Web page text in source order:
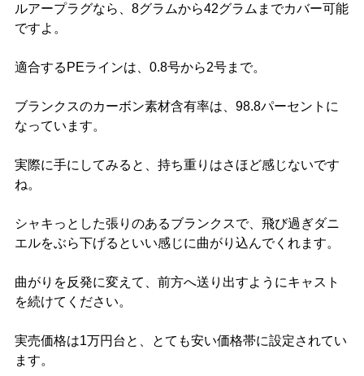
ルアープラグなら、8グラムから42グラムまでカバー可能
ですよ。
適合するPEラインは、0.8号から2号まで。
ブランクスのカーボン素材含有率は、98.8パーセントに
なっています。
実際に手にしてみると、持ち重りはさほど感じないです
ね。
シャキっとした張りのあるブランクスで、飛び過ぎダニ
エルをぶら下げるといい感じに曲がり込んでくれます。
曲がりを反発に変えて、前方へ送り出すようにキャスト
を続けてください。
実売価格は1万円台と、とても安い価格帯に設定されてい
ます。